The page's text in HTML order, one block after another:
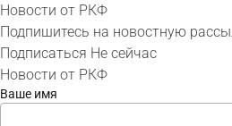
Новости от РКФ
Подпишитесь на новостную
Подписаться Не сейчас
Новости от РКФ
Ваше имя